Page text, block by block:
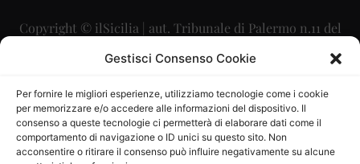
Gestisci Consenso Cookie
Per fornire le migliori esperienze, utilizziamo tecnologie come i cookie
per memorizzare e/o accedere alle informazioni del dispositivo. Il
consenso a queste tecnologie ci permetterà di elaborare dati come il
comportamento di navigazione o ID unici su questo sito. Non
acconsentire o ritirare il consenso può influire negativamente su alcune
Copyright © ilSicilia | aut. Tribunale di Palermo n.11 del
29/09/2015
Direttore Editoriale: Maurizio Scaglione
Direttore Responsabile: Maria Calabrese